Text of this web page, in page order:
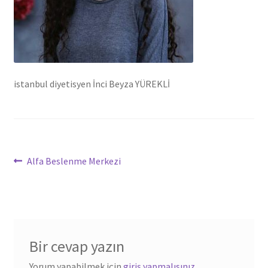
istanbul diyetisyen İnci Beyza YÜREKLİ
Yazı
Önceki
Alfa Beslenme Merkezi
Bir cevap yazın